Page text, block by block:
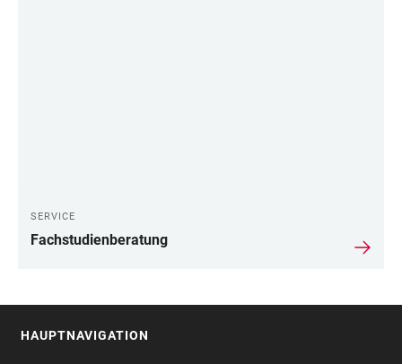
SERVICE
Fachstudienberatung
HAUPTNAVIGATION